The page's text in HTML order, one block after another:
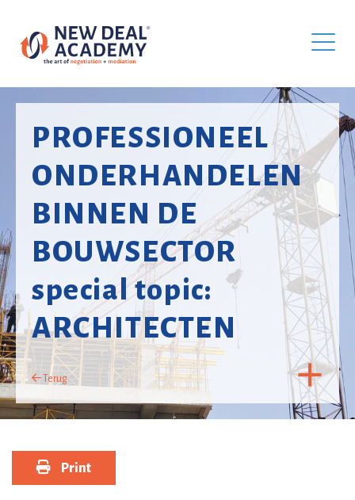
PROFESSIONEEL
ONDERHANDELEN
BINNEN DE
BOUWSECTOR
special topic:
ARCHITECTEN
Terug
Print